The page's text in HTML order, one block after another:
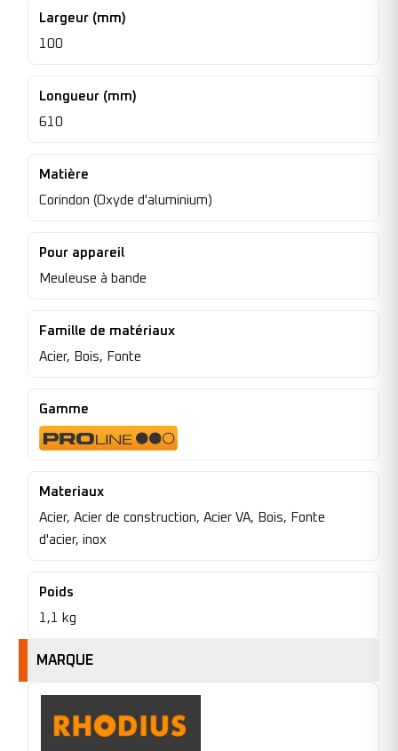
Largeur (mm)
100
Longueur (mm)
610
Matière
Corindon (Oxyde d'aluminium)
Pour appareil
Meuleuse à bande
Famille de matériaux
Acier, Bois, Fonte
Gamme
Materiaux
Acier, Acier de construction, Acier VA, Bois, Fonte
d'acier, inox
Poids
1,1 kg
MARQUE